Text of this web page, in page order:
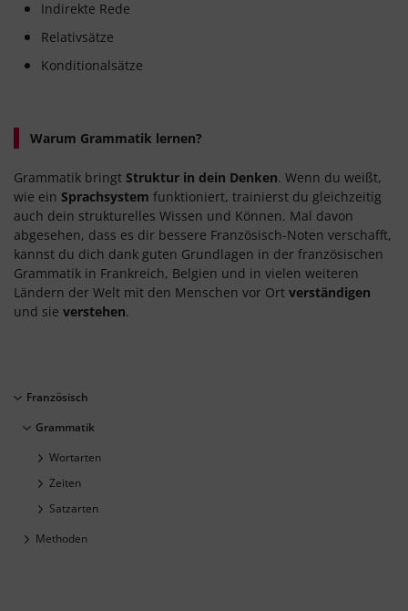
Indirekte Rede
Relativsätze
Konditionalsätze
Warum Grammatik lernen?
Grammatik bringt Struktur in dein Denken. Wenn du weißt,
wie ein Sprachsystem funktioniert, trainierst du gleichzeitig
auch dein strukturelles Wissen und Können. Mal davon
abgesehen, dass es dir bessere Französisch-Noten verschafft,
kannst du dich dank guten Grundlagen in der französischen
Grammatik in Frankreich, Belgien und in vielen weiteren
Ländern der Welt mit den Menschen vor Ort verständigen
und sie verstehen.
Französisch
Grammatik
Wortarten
Zeiten
Satzarten
Methoden